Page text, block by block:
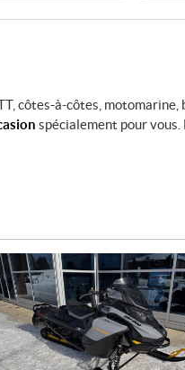
côtes-à-côtes,
spécialement pour vous.